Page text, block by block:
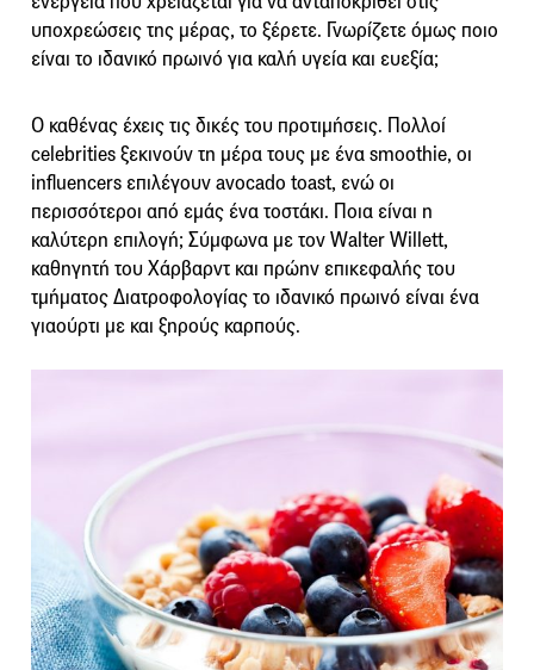
υποχρεώσεις της μέρας, το ξέρετε. Γνωρίζετε όμως ποιο
είναι το ιδανικό πρωινό για καλή υγεία και ευεξία;
Ο καθένας έχεις τις δικές του προτιμήσεις. Πολλοί
celebrities ξεκινούν τη μέρα τους με ένα smoothie, οι
influencers επιλέγουν avocado toast, ενώ οι
περισσότεροι από εμάς ένα τοστάκι. Ποια είναι η
καλύτερη επιλογή; Σύμφωνα με τον Walter Willett,
καθηγητή του Χάρβαρντ και πρώην επικεφαλής του
τμήματος Διατροφολογίας το ιδανικό πρωινό είναι ένα
γιαούρτι με και ξηρούς καρπούς.